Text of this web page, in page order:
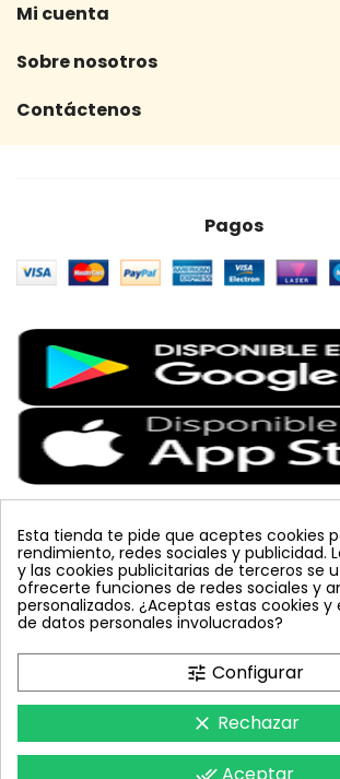
Mi cuenta
Sobre nosotros
Contáctenos
Pagos
Etiquetas Populares
colmena vacuna arbol planta
placa
bombus terrestris
mosquero feromona
mariquita
amarillo sin carnet
trampa cromática JED
tuta absoluta
lucha integrada polillero
Esta tienda te pide que aceptes cookies
rendimiento, redes sociales y publicidad.
y las cookies publicitarias de terceros se
ofrecerte funciones de redes sociales y
personalizados. ¿Aceptas estas cookies
de datos personales involucrados?
tune Configurar
clear Rechazar
done_all